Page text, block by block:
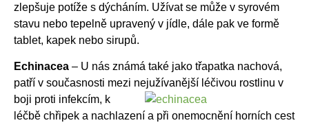
zlepšuje potíže s dýcháním. Užívat se může v syrovém
stavu nebo tepelně upravený v jídle, dále pak ve formě
tablet, kapek nebo sirupů.
Echinacea – U nás známá také jako třapatka nachová,
patří v současnosti mezi nejužívanější léčivou rostlinu v
boji proti infekcím, k
léčbě chřipek a nachlazení a při onemocnění horních cest